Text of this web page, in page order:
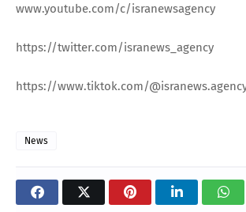
www.youtube.com/c/isranewsagency
https://twitter.com/isranews_agency
https://www.tiktok.com/
News